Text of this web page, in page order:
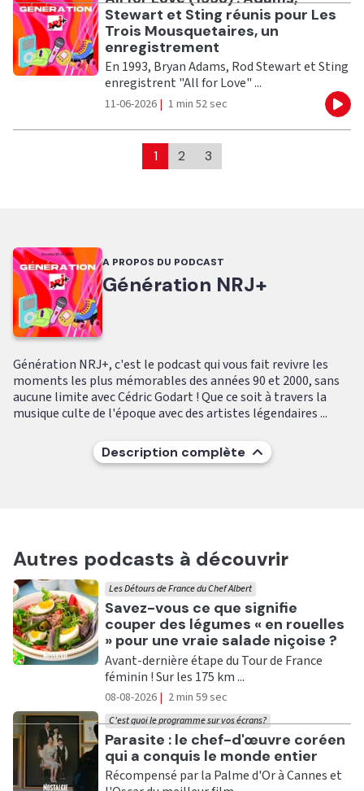
Stewart et Sting réunis pour Les
Trois Mousquetaires, un
enregistrement
En 1993, Bryan Adams, Rod Stewart et Sting
enregistrent "All for Love" ...
11-06-2026 | 1 min 52 sec
1 2 3
A PROPOS DU PODCAST
Génération NRJ+
Génération NRJ+, c'est le podcast qui vous fait revivre les
moments les plus mémorables des années 90 et 2000, sans
aucune limite avec Cédric Godart ! Que ce soit à travers la
musique culte de l'époque avec des artistes légendaires ...
Description complète
Autres podcasts à découvrir
Ecouter
Savez-vous ce que signifie
couper des légumes « en rouelles
» pour une vraie salade niçoise ?
Les Détours de France du Chef Albert
Avant-dernière étape du Tour de France
féminin ! Sur les 175 km ...
08-08-2026 | 2 min 59 sec
Ecouter
Parasite : le chef-d'œuvre coréen
qui a conquis le monde entier
C'est quoi le programme sur vos écrans?
Récompensé par la Palme d'Or à Cannes et